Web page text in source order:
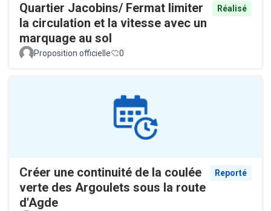
Quartier Jacobins/ Fermat limiter
la circulation et la vitesse avec un
marquage au sol
Réalisé
Proposition officielle 0
Créer une continuité de la coulée
verte des Argoulets sous la route
d'Agde
Reporté